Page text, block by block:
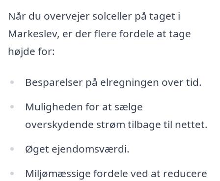
Når du overvejer solceller på taget i
Markeslev, er der flere fordele at tage
højde for:
Besparelser på elregningen over tid.
Muligheden for at sælge
overskydende strøm tilbage til nettet.
Øget ejendomsværdi.
Miljømæssige fordele ved at reducere